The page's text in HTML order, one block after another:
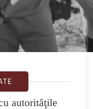
autorităţile